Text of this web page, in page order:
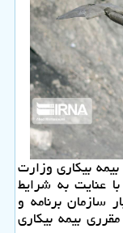
بیكاری وزارت
عنایت به شرایط
سازمان برنامه و
بیمه بیكاری